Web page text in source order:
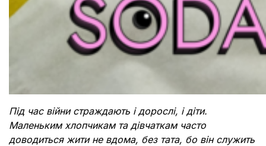
Під час війни страждають і дорослі, і діти.
Маленьким хлопчикам та дівчаткам часто
доводиться жити не вдома, без тата, бо він служить